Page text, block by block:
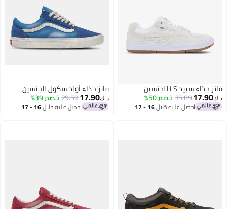
فانز حذاء سبيد LS للجنسين
د.ك‏17.90
35.89خصم 50%
احصل عليه خلال 16 - 17
فانز حذاء أولد سكول للجنسين
د.ك‏17.90
29.59خصم 39%
احصل عليه خلال 16 - 17